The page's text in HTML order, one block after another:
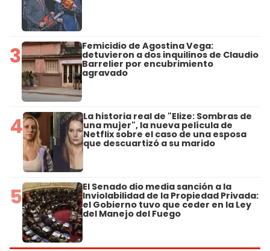
3 Femicidio de Agostina Vega:
detuvieron a dos inquilinos de Claudio
Barrelier por encubrimiento
agravado
4 La historia real de "Elize: Sombras de
una mujer", la nueva película de
Netflix sobre el caso de una esposa
que descuartizó a su marido
5 El Senado dio media sanción a la
Inviolabilidad de la Propiedad Privada:
el Gobierno tuvo que ceder en la Ley
del Manejo del Fuego